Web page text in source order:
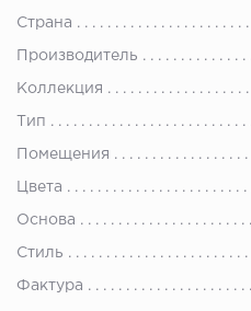
Страна
Производитель
Коллекция
Тип
Помещения
Цвета
Основа
Стиль
Фактура